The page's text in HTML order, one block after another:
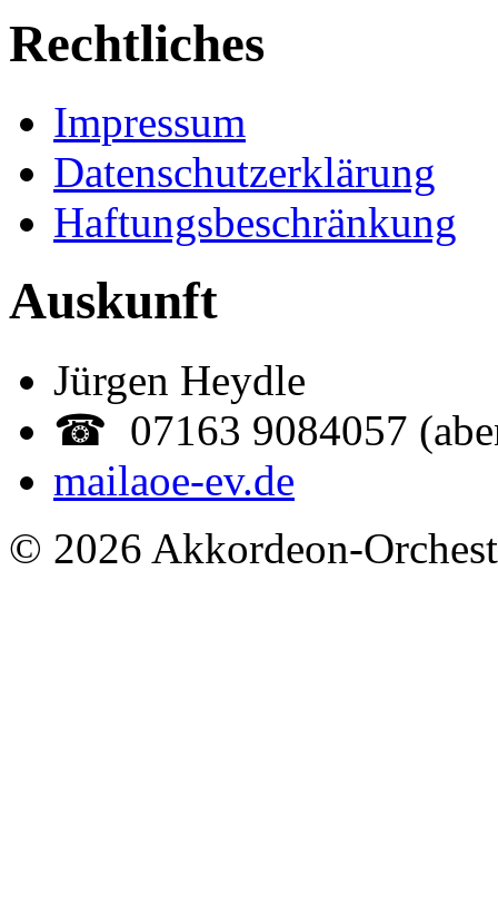
Rechtliches
Impressum
Datenschutzerklärung
Haftungsbeschränkung
Auskunft
Jürgen Heydle
☎ 07163 9084057
mailaoe-ev.de
© 2026 Akkordeon-